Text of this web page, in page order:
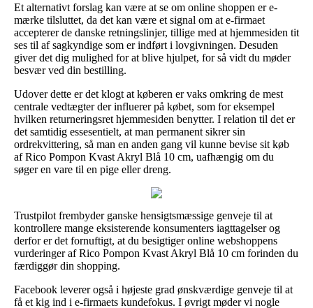
Et alternativt forslag kan være at se om online shoppen er e-
mærke tilsluttet, da det kan være et signal om at e-firmaet
accepterer de danske retningslinjer, tillige med at hjemmesiden tit
ses til af sagkyndige som er indført i lovgivningen. Desuden
giver det dig mulighed for at blive hjulpet, for så vidt du møder
besvær ved din bestilling.
Udover dette er det klogt at køberen er vaks omkring de mest
centrale vedtægter der influerer på købet, som for eksempel
hvilken returneringsret hjemmesiden benytter. I relation til det er
det samtidig essesentielt, at man permanent sikrer sin
ordrekvittering, så man en anden gang vil kunne bevise sit køb
af Rico Pompon Kvast Akryl Blå 10 cm, uafhængig om du
søger en vare til en pige eller dreng.
Trustpilot frembyder ganske hensigtsmæssige genveje til at
kontrollere mange eksisterende konsumenters iagttagelser og
derfor er det fornuftigt, at du besigtiger online webshoppens
vurderinger af Rico Pompon Kvast Akryl Blå 10 cm forinden du
færdiggør din shopping.
Facebook leverer også i højeste grad ønskværdige genveje til at
få et kig ind i e-firmaets kundefokus. I øvrigt møder vi nogle